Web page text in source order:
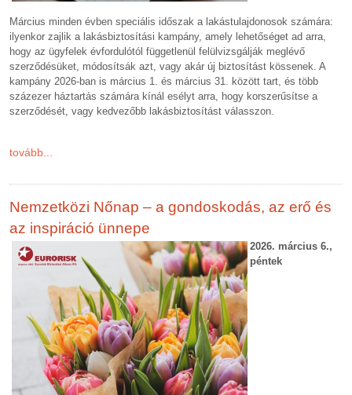
Március minden évben speciális időszak a lakástulajdonosok számára:
ilyenkor zajlik a lakásbiztosítási kampány, amely lehetőséget ad arra,
hogy az ügyfelek évfordulótól függetlenül felülvizsgálják meglévő
szerződésüket, módosítsák azt, vagy akár új biztosítást kössenek. A
kampány 2026-ban is március 1. és március 31. között tart, és több
százezer háztartás számára kínál esélyt arra, hogy korszerűsítse a
szerződését, vagy kedvezőbb lakásbiztosítást válasszon.
tovább...
Nemzetközi Nőnap – a gondoskodás, az erő és
az inspiráció ünnepe
2026. március 6.,
péntek